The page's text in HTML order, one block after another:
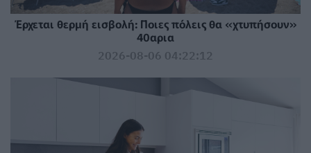
Έρχεται θερμή εισβολή: Ποιες πόλεις θα «χτυπήσουν»
40αρια
2026-08-06 04:22:12